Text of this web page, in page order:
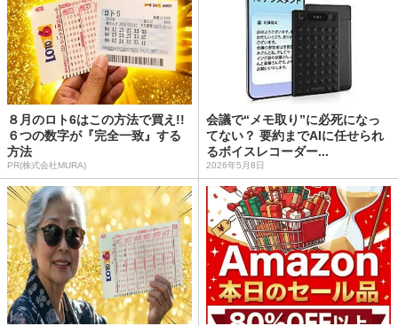
８月のロト6はこの方法で買え!!
６つの数字が『完全一致』する
方法
PR(株式会社MURA)
会議で“メモ取り”に必死になっ
てない？ 要約までAIに任せられ
るボイスレコーダー...
2026年5月8日